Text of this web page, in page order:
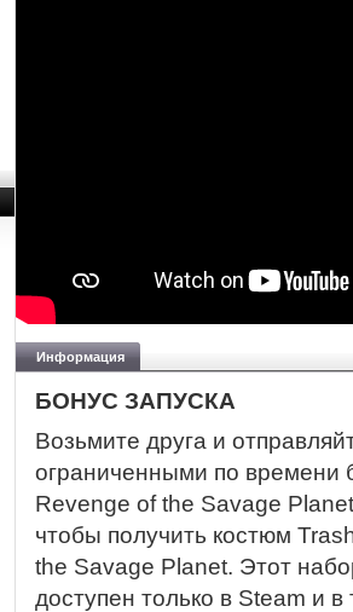
Информация
БОНУС ЗАПУСКА
Возьмите друга и
ограниченными по времени
Revenge of the Savage
чтобы получить костюм
the Savage Planet. Этот
доступен только в Steam и